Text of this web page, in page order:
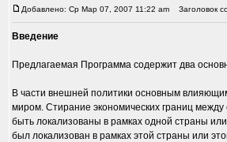
Добавлено: Ср Мар 07, 2007 11:22 am Заголовок
Введение
Предлагаемая Программа содержит два
В части внешней политики основным
миром. Стирание экономических границ между
быть локализованы в рамках одной страны
был локализован в рамках этой страны или